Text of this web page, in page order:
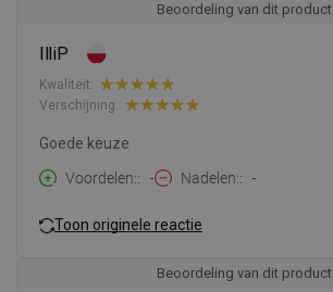
Beoordeling van dit product
IlliP
Kwaliteit:
Verschijning:
Goede keuze
Voordelen:
- Nadelen: -
Toon originele reactie
Beoordeling van dit product